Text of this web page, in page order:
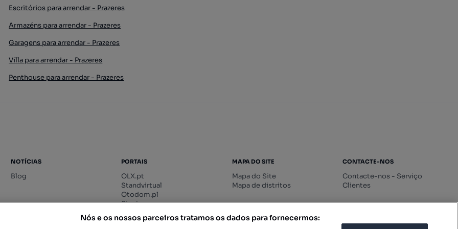
Escritórios para arrendar - Prazeres
Armazéns para arrendar - Prazeres
Garagens para arrendar - Prazeres
Villa para arrendar - Prazeres
Penthouse para arrendar - Prazeres
NOTÍCIAS
Blog
PORTAIS
OLX.pt
Standvirtual
Otodom.pl
Storia.ro
MAPA DO SITE
Mapa do Site
Mapa de distritos
CONTACTE-NOS
Contacte-nos - Serviço
Clientes
Nós e os nossos parceiros tratamos os dados para fornecermos: